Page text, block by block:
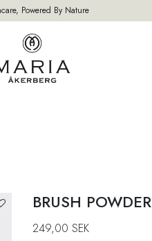
Powered By Nature
BRUSH POWDER
249,00 SEK